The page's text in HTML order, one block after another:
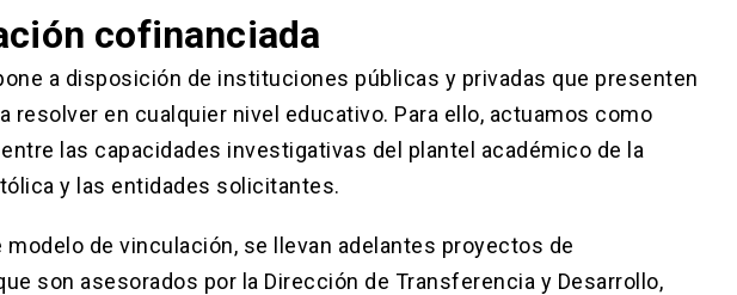
cofinanciada
a disposición de instituciones públicas y privadas que presenten
resolver en cualquier nivel educativo. Para ello, actuamos como
las capacidades investigativas del plantel académico de la
y las entidades solicitantes.
modelo de vinculación, se llevan adelantes proyectos de
son asesorados por la Dirección de Transferencia y Desarrollo,